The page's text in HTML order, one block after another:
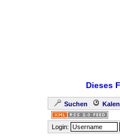
Dieses
Suchen
Login: